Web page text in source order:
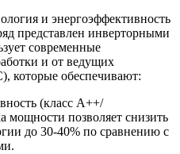
и энергоэффективность
представлен инверторными
современные
и от ведущих
которые обеспечивают:
(класс А++/
мощности позволяет снизить
до 30-40% по сравнению с